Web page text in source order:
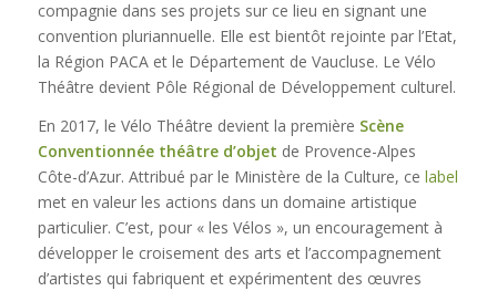
compagnie dans ses projets sur ce lieu en signant une
convention pluriannuelle. Elle est bientôt rejointe par l’Etat,
la Région PACA et le Département de Vaucluse. Le Vélo
Théâtre devient Pôle Régional de Développement culturel.
En 2017, le Vélo Théâtre devient la première Scène
Conventionnée théâtre d’objet de Provence-Alpes
Côte-d’Azur. Attribué par le Ministère de la Culture, ce label
met en valeur les actions dans un domaine artistique
particulier. C’est, pour « les Vélos », un encouragement à
développer le croisement des arts et l’accompagnement
d’artistes qui fabriquent et expérimentent des œuvres